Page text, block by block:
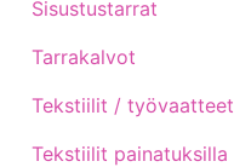
Sisustustarrat
Tarrakalvot
Tekstiilit / työvaatteet
Tekstiilit painatuksilla